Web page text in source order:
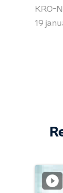
KRO-
19